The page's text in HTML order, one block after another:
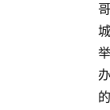
哥
城
举
办
的